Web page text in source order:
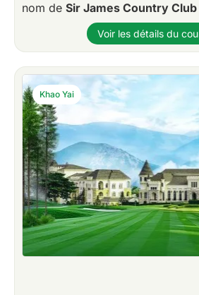
nom de Sir James Country
Voir les détails du
Khao Yai